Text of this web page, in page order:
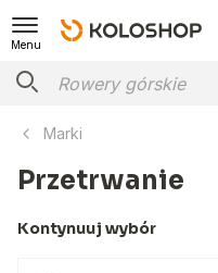
Menu
Marki
Przetrwanie
Kontynuuj wybór